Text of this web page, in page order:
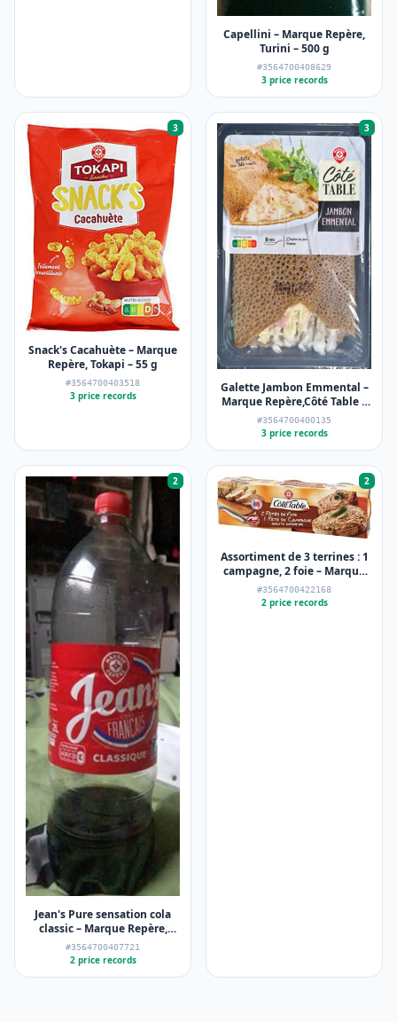
Capellini – Marque Repère,
Turini – 500 g
#3564700408629
3 price records
3
Snack's Cacahuète – Marque
Repère, Tokapi – 55 g
#3564700403518
3 price records
3
Galette Jambon Emmental –
Marque Repère,Côté Table –
195 g
#3564700400135
3 price records
2
Jean's Pure sensation cola
classic – Marque Repère,
Jean's – 2 l
#3564700407721
2 price records
2
Assortiment de 3 terrines : 1
campagne, 2 foie – Marque
Repère, Côté Table – 3 x 78 g
#3564700422168
2 price records